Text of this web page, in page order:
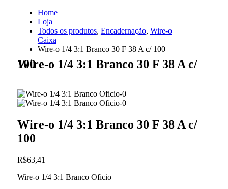
Home
Loja
Todos os produtos, Encadernação, Wire-o
Caixa
Wire-o 1/4 3:1 Branco 30 F 38 A c/ 100
Wire-o 1/4 3:1 Branco 30 F 38 A c/ 100
Wire-o 1/4 3:1 Branco 30 F 38 A c/
100
R$63,41
Wire-o 1/4 3:1 Branco Oficio